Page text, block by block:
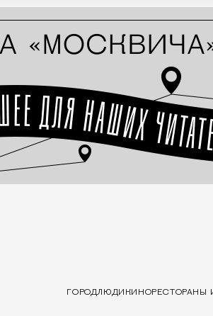
ГОРОДЛЮДИ КИНОРЕСТОРАНЫ